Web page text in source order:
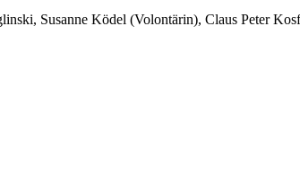
Susanne Ködel (Volontärin), Claus Peter